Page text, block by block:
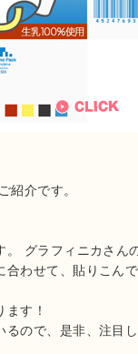
介です。
グラフィニカさ
わせて、貼りこん
す！
ので、是非、注目